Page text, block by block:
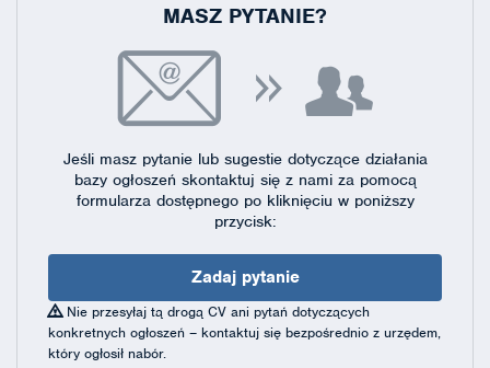
MASZ PYTANIE?
Jeśli masz pytanie lub sugestie dotyczące działania
bazy ogłoszeń skontaktuj się z nami za pomocą
formularza dostępnegopo kliknięciu w poniższy
przycisk:
Zadaj pytanie
Nie przesyłaj tą drogą CV ani pytań dotyczących
konkretnych ogłoszeń – kontaktuj się bezpośrednio z urzędem,
który ogłosił nabór.